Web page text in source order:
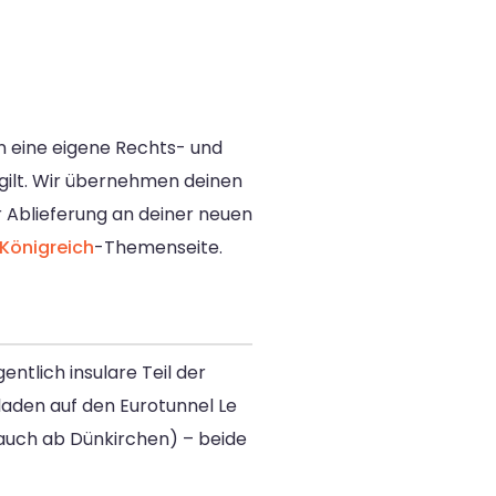
eine eigene Rechts- und
Wir übernehmen deinen
an deiner neuen
-Themenseite.
insulare Teil der
auf den Eurotunnel Le
ab Dünkirchen) – beide